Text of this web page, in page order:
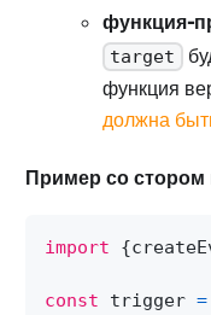
функция-
target
функция
должна
Пример со стором
import {
const trigger =